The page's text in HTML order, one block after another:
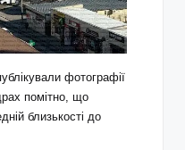
фотографії
помітно, що
близькості до